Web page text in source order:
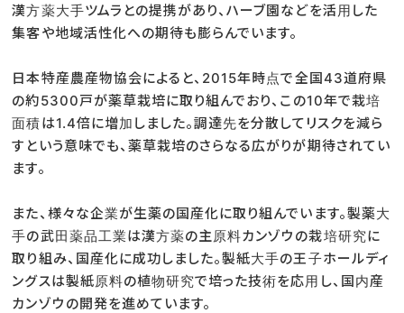
漢方薬大手ツムラとの提携があり、ハーブ園などを活用した
集客や地域活性化への期待も膨らんでいます。
日本特産農産物協会によると、2015年時点で全国43道府県
の約5300戸が薬草栽培に取り組んでおり、この10年で栽培
面積は1.4倍に増加しました。調達先を分散してリスクを減ら
すという意味でも、薬草栽培のさらなる広がりが期待されてい
ます。
また、様々な企業が生薬の国産化に取り組んでいます。製薬大
手の武田薬品工業は漢方薬の主原料カンゾウの栽培研究に
取り組み、国産化に成功しました。製紙大手の王子ホールディ
ングスは製紙原料の植物研究で培った技術を応用し、国内産
カンゾウの開発を進めています。